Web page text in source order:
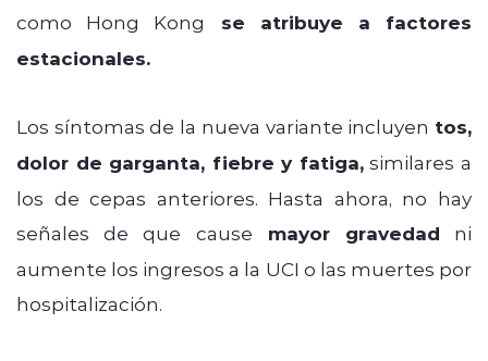
como Hong Kong
se atribuye a factores
estacionales.
Los síntomas de la nueva variante incluyen tos,
dolor de garganta, fiebre y fatiga,similares a
los de cepas anteriores. Hasta ahora, no hay
señales de que cause mayor gravedad ni
aumente los ingresos a la UCI o las muertes por
hospitalización.